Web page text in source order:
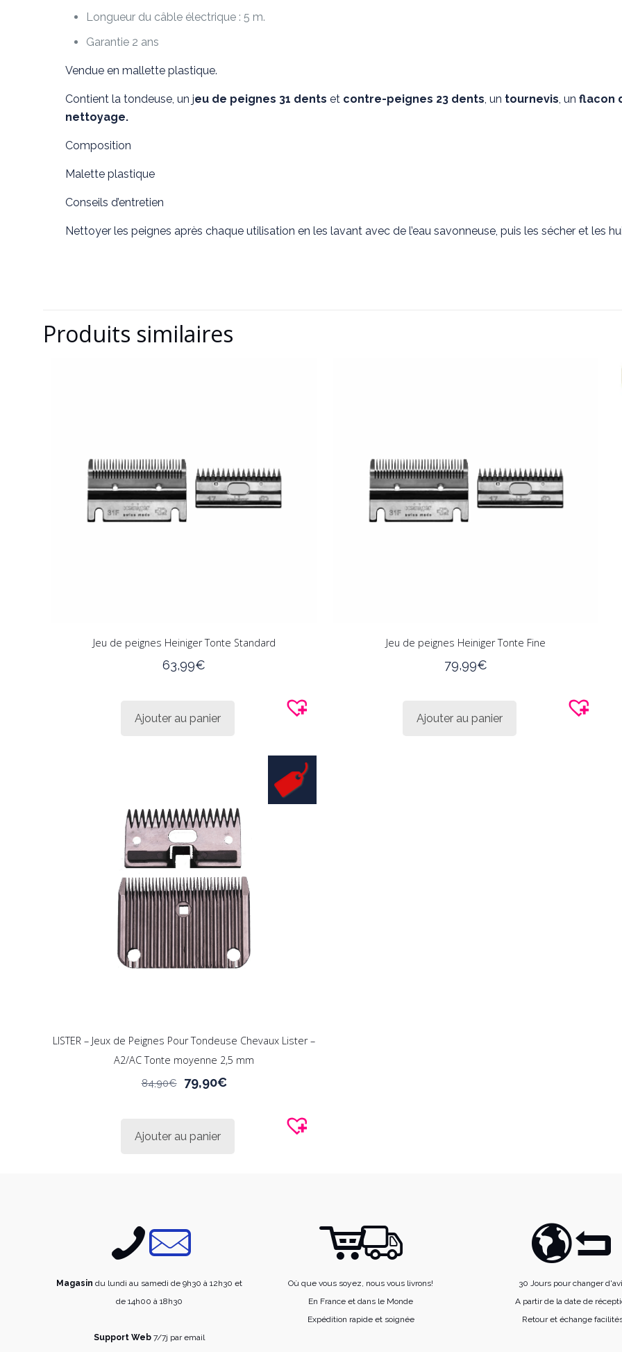
Longueur du câble électrique : 5 m.
Garantie 2 ans
Vendue en mallette plastique.
Contient la tondeuse, un jeu de peignes 31 dents et contre-peignes 23 dents, un tournevis, un flacon
nettoyage.
Composition
Malette plastique
Conseils d’entretien
Nettoyer les peignes après chaque utilisation en les lavant avec de l’eau savonneuse, puis les sécher et les
Produits similaires
Jeu de peignes Heiniger Tonte Standard
63,99€
Ajouter au panier
Jeu de peignes Heiniger Tonte Fine
79,99€
Ajouter au panier
LISTER – Jeux de Peignes Pour Tondeuse Chevaux Lister –
A2/AC Tonte moyenne 2,5 mm
84,90€
Le
était :
79,90€Le
Ajouter au panier
Magasin du lundi au samedi de 9h30 à 12h30 et
de 14h00 à 18h30
Support Web7/7j par email
Où que vous soyez, nous vous livrons!
En France et dans le Monde
Expédition rapide et soignée
30 Jours pour changer
A partir de la date de
Retour et échange